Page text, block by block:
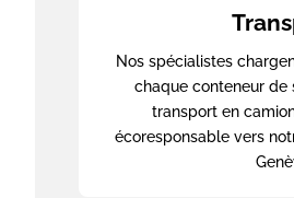
Nos spécialistes
chaque conteneur
transport en
écoresponsable vers